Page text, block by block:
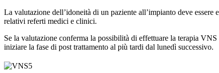
La valutazione dell’idoneità di un paziente all’impianto deve
relativi referti medici e clinici.
Se la valutazione conferma la possibilità di effettuare la terapia
iniziare la fase di post trattamento al più tardi dal lunedì successivo.